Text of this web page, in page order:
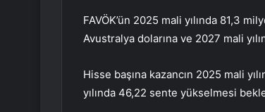
FAVÖK’ün 2025 mali yılında 81,3
Avustralya dolarına ve 2027 mali
Hisse başına kazancın 2025 mali
yılında 46,22 sente yükselmesi